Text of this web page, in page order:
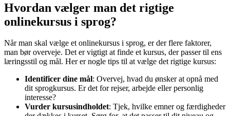
Hvordan vælger man det rigtige
onlinekursus i sprog?
Når man skal vælge et onlinekursus i sprog, er der flere faktorer,
man bør overveje. Det er vigtigt at finde et kursus, der passer til ens
læringsstil og mål. Her er nogle tips til at vælge det rigtige kursus:
Identificer dine mål: Overvej, hvad du ønsker at opnå med
dit sprogkursus. Er det for rejser, arbejde eller personlig
interesse?
Vurder kursusindholdet: Tjek, hvilke emner og færdigheder